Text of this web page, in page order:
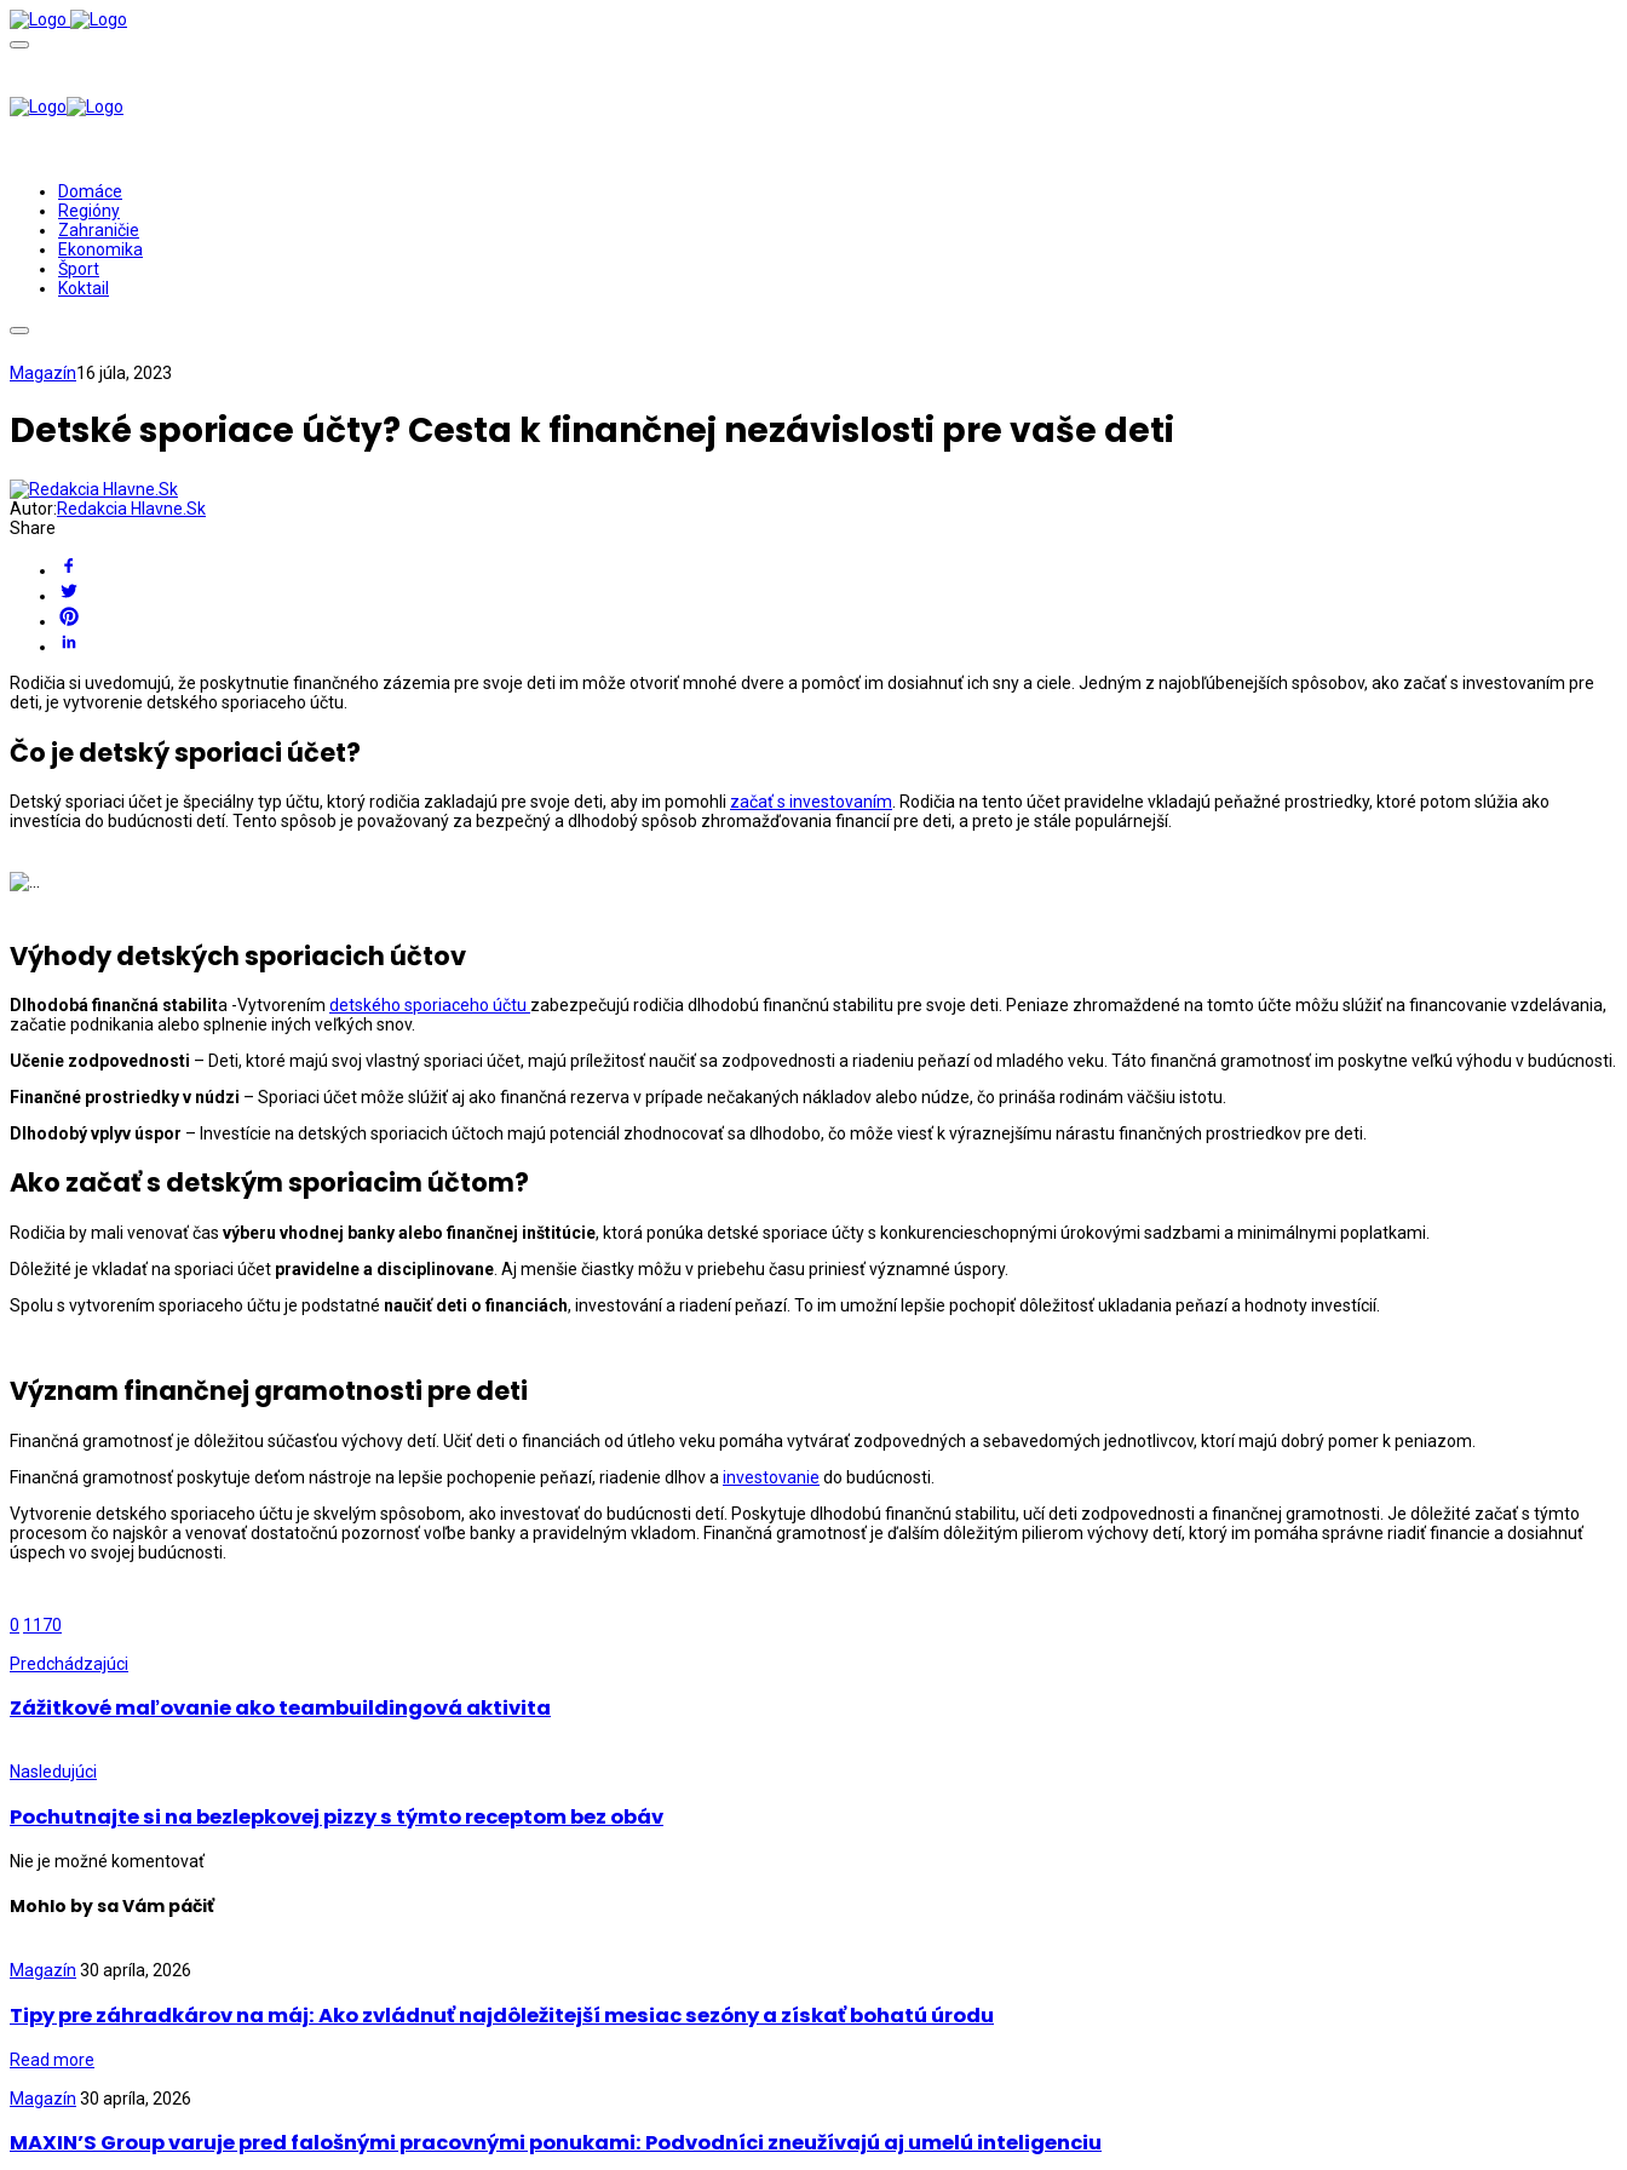
Domáce
Regióny
Zahraničie
Ekonomika
Šport
Koktail
Magazín16 júla, 2023
Detské sporiace účty? Cesta k finančnej nezávislosti pre vaše deti
Autor:Redakcia Hlavne.Sk
Share
Rodičia si uvedomujú, že poskytnutie finančného zázemia pre svoje deti im môže otvoriť mnohé dvere a pomôcť im dosiahnuť ich sny a ciele. Jedným z najobľúbenejších spôsobov, ako začať s investovaním pre
deti, je vytvorenie detského sporiaceho účtu.
Čo je detský sporiaci účet?
Detský sporiaci účet je špeciálny typ účtu, ktorý rodičia zakladajú pre svoje deti, aby im pomohli začať s investovaním . Rodičia na tento účet pravidelne vkladajú peňažné prostriedky, ktoré potom slúžia ako
investícia do budúcnosti detí. Tento spôsob je považovaný za bezpečný a dlhodobý spôsob zhromažďovania financií pre deti, a preto je stále populárnejší.
Výhody detských sporiacich účtov
Dlhodobá finančná stabilita -Vytvorením detského sporiaceho účtu zabezpečujú rodičia dlhodobú finančnú stabilitu pre svoje deti. Peniaze zhromaždené na tomto účte môžu slúžiť na financovanie vzdelávania,
začatie podnikania alebo splnenie iných veľkých snov.
Učenie zodpovednosti – Deti, ktoré majú svoj vlastný sporiaci účet, majú príležitosť naučiť sa zodpovednosti a riadeniu peňazí od mladého veku. Táto finančná gramotnosť im poskytne veľkú výhodu v budúcnosti.
Finančné prostriedky v núdzi – Sporiaci účet môže slúžiť aj ako finančná rezerva v prípade nečakaných nákladov alebo núdze, čo prináša rodinám väčšiu istotu.
Dlhodobý vplyv úspor – Investície na detských sporiacich účtoch majú potenciál zhodnocovať sa dlhodobo, čo môže viesť k výraznejšímu nárastu finančných prostriedkov pre deti.
Ako začať s detským sporiacim účtom?
Rodičia by mali venovať čas výberu vhodnej banky alebo finančnej inštitúcie, ktorá ponúka detské sporiace účty s konkurencieschopnými úrokovými sadzbami a minimálnymi poplatkami.
Dôležité je vkladať na sporiaci účet pravidelne a disciplinovane . Aj menšie čiastky môžu v priebehu času priniesť významné úspory.
Spolu s vytvorením sporiaceho účtu je podstatné naučiť deti o financiách, investování a riadení peňazí. To im umožní lepšie pochopiť dôležitosť ukladania peňazí a hodnoty investícií.
Význam finančnej gramotnosti pre deti
Finančná gramotnosť je dôležitou súčasťou výchovy detí. Učiť deti o financiách od útleho veku pomáha vytvárať zodpovedných a sebavedomých jednotlivcov, ktorí majú dobrý pomer k peniazom.
Finančná gramotnosť poskytuje deťom nástroje na lepšie pochopenie peňazí, riadenie dlhov a investovanie do budúcnosti.
Vytvorenie detského sporiaceho účtu je skvelým spôsobom, ako investovať do budúcnosti detí. Poskytuje dlhodobú finančnú stabilitu, učí deti zodpovednosti a finančnej gramotnosti. Je dôležité začať s týmto
procesom čo najskôr a venovať dostatočnú pozornosť voľbe banky a pravidelným vkladom. Finančná gramotnosť je ďalším dôležitým pilierom výchovy detí, ktorý im pomáha správne riadiť financie a dosiahnuť
úspech vo svojej budúcnosti.
0 1170
Predchádzajúci
Zážitkové maľovanie ako teambuildingová aktivita
Nasledujúci
Pochutnajte si na bezlepkovej pizzy s týmto receptom bez obáv
Nie je možné komentovať
Mohlo by sa Vám páčiť
Magazín 30 apríla, 2026
Tipy pre záhradkárov na máj: Ako zvládnuť najdôležitejší mesiac sezóny a získať bohatú úrodu
Read more
Magazín 30 apríla, 2026
MAXIN’S Group varuje pred falošnými pracovnými ponukami: Podvodníci zneužívajú aj umelú inteligenciu